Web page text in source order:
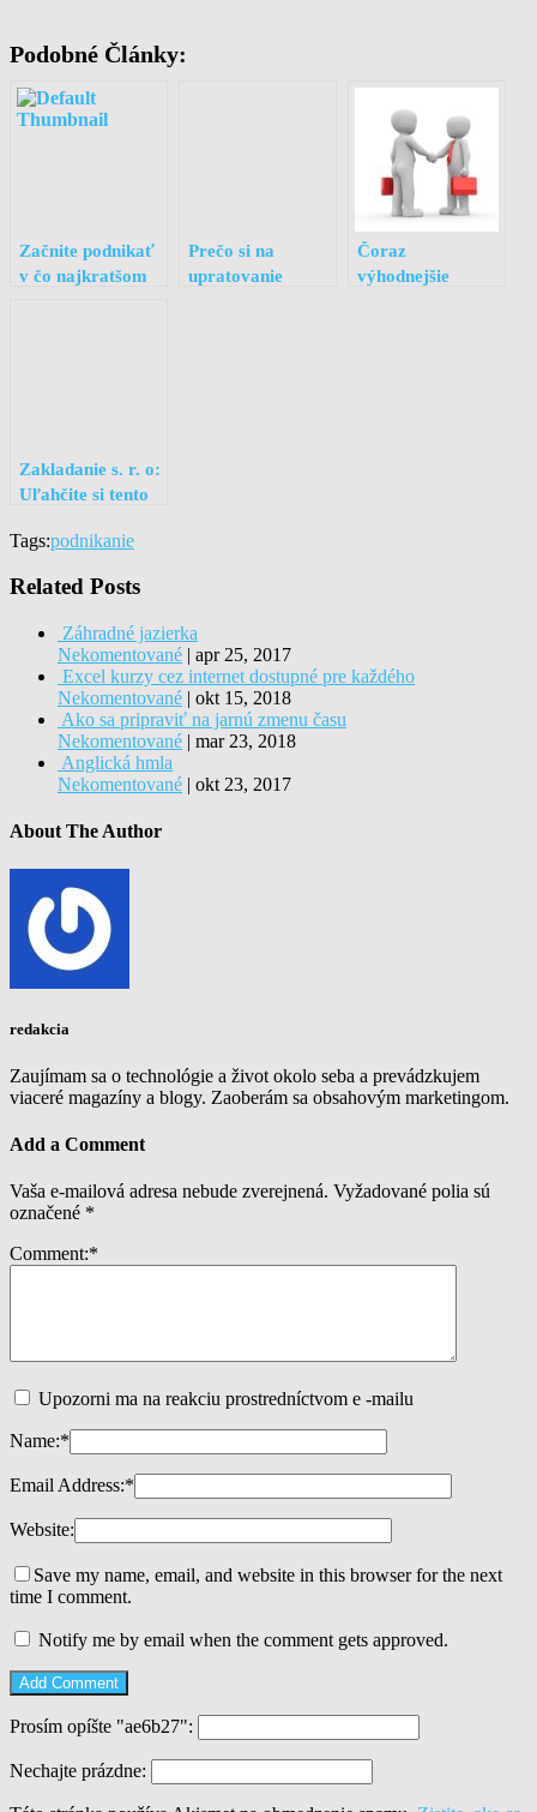
Podobné Články:
Začnite podnikať
v čo najkratšom
Prečo si na
upratovanie
Čoraz
výhodnejšie
Zakladanie s. r. o:
Uľahčite si tento
Tags:podnikanie
Related Posts
Záhradné jazierka
Nekomentované | apr 25, 2017
Excel kurzy cez internet dostupné pre každého
Nekomentované | okt 15, 2018
Ako sa pripraviť na jarnú zmenu času
Nekomentované | mar 23, 2018
Anglická hmla
Nekomentované | okt 23, 2017
About The Author
redakcia
Zaujímam sa o technológie a život okolo seba a prevádzkujem
viaceré magazíny a blogy. Zaoberám sa obsahovým marketingom.
Add a Comment
Vaša e-mailová adresa nebude zverejnená. Vyžadované polia sú
označené *
Comment:*
Upozorni ma na reakciu prostredníctvom e -mailu
Name:*
Email Address:*
Website:
Save my name, email, and website in this browser for the next
time I comment.
Notify me by email when the comment gets approved.
Prosím opíšte "ae6b27":
Nechajte prázdne: